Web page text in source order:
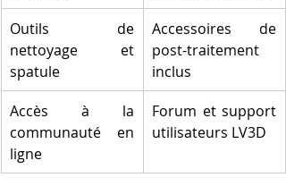
Outils de
nettoyage et
spatule
Accessoires de
post-traitement
inclus
Accès à la
communauté en
ligne
Forum et support
utilisateurs LV3D